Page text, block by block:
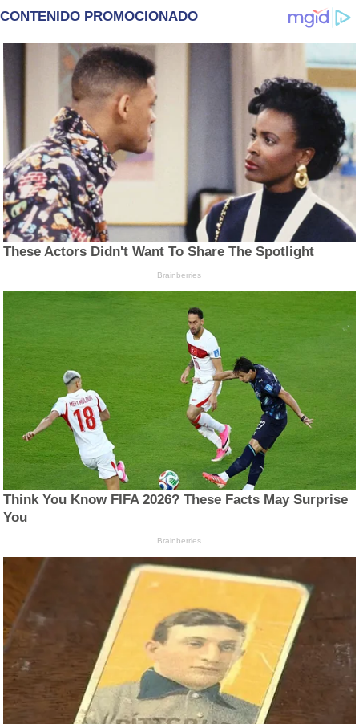
CONTENIDO PROMOCIONADO
These Actors Didn't Want To Share The Spotlight
Brainberries
Think You Know FIFA 2026? These Facts May Surprise
You
Brainberries